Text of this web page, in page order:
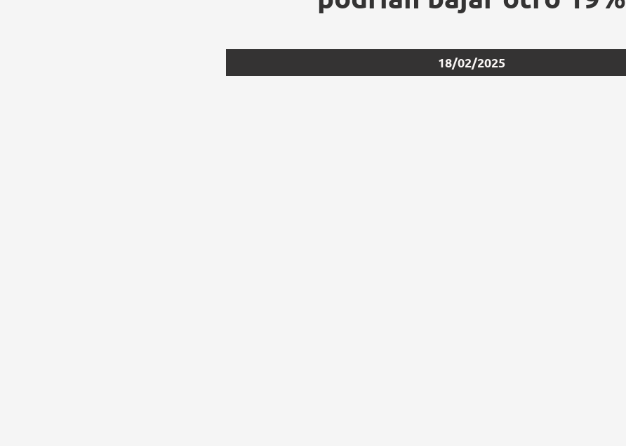
18/02/2025